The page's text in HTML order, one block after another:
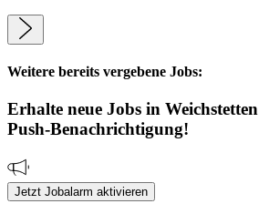
Weitere bereits vergebene Jobs:
Erhalte neue Jobs in Weichstetten
Push-Benachrichtigung!
Jetzt Jobalarm aktivieren